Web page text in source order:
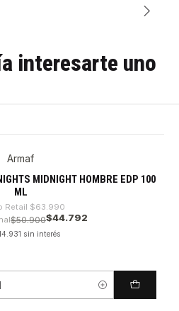
interesarte uno
Armaf
MIDNIGHT HOMBRE EDP 100
ML
Retail $63.990
$50.900$44.792
sin interés